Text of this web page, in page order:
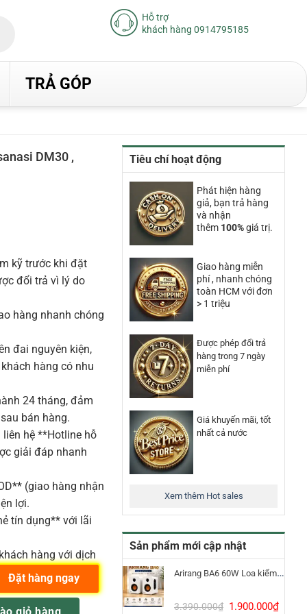
Hỗ trợ
khách hàng 0914795185
TRẢ GÓP
Tiêu chí hoạt động
Phát hiện hàng
giả, bạn trả hàng
và nhận
thêm 100%giá trị.
Giao hàng miễn
phí , nhanh chóng
toàn HCM với đơn
> 1 triệu
Được phép đổi trả
hàng trong 7 ngày
miễn phí
Giá khuyến mãi, tốt
nhất cả nước
Xem thêm Hot sales
Sản phẩm mới cập nhật
Arirang BA6 60W Loa kiểm âm Bluetooth 5.3
3.390.000₫ Giá
1.900.000₫Giá
DM30 ,
kỹ trước khi đặt
đổi trả vì lý do
hàng nhanh chóng
đai nguyên kiện,
hàng có nhu
24 tháng, đảm
bán hàng.
hệ **Hotline hỗ
giải đáp nhanh
(giao hàng nhận
lợi.
tín dụng** với lãi
hàng với dịch
, Bluetooth số lượng
giỏ hàng
Đặt hàng ngay